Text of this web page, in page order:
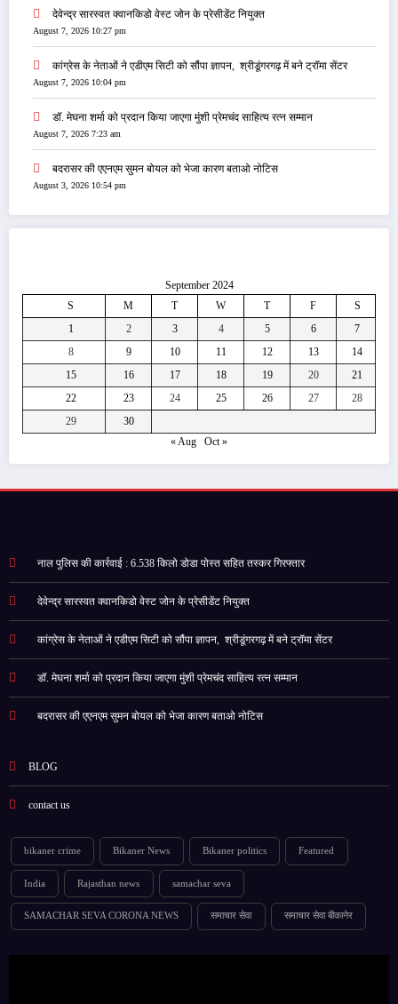
देवेन्द्र सारस्वत क्वानकिडो वेस्ट जोन के प्रेसीडेंट नियुक्त
August 7, 2026 10:27 pm
कांग्रेस के नेताओं ने एडीएम सिटी को सौंपा ज्ञापन, श्रीडूंगरगढ़ में बने ट्रॉमा सेंटर
August 7, 2026 10:04 pm
डॉ. मेघना शर्मा को प्रदान किया जाएगा मुंशी प्रेमचंद साहित्य रत्न सम्‍मान
August 7, 2026 7:23 am
बदरासर की एएनएम सुमन बोयल को भेजा कारण बताओ नोटिस
August 3, 2026 10:54 pm
September 2024
S
M T W T F
S
1
2 3 4 5 6
7
8
9 10 11 12 13
14
15
16 17 18 19 20
21
22
23 24 25 26 27
28
29
30
« Aug
Oct »
नाल पुलिस की कार्रवाई : 6.538 किलो डोडा पोस्त सहित तस्कर गिरफ्तार
देवेन्द्र सारस्वत क्वानकिडो वेस्ट जोन के प्रेसीडेंट नियुक्त
कांग्रेस के नेताओं ने एडीएम सिटी को सौंपा ज्ञापन, श्रीडूंगरगढ़ में बने ट्रॉमा सेंटर
डॉ. मेघना शर्मा को प्रदान किया जाएगा मुंशी प्रेमचंद साहित्य रत्न सम्‍मान
बदरासर की एएनएम सुमन बोयल को भेजा कारण बताओ नोटिस
BLOG
contact us
bikaner crime Bikaner News Bikaner politics Featured
India Rajasthan news samachar seva
SAMACHAR SEVA CORONA NEWS समाचार सेवा समाचार सेवा बीकानेर